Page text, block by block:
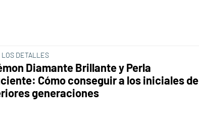
LOS DETALLES
Diamante Brillante y Perla
Cómo conseguir a los iniciales de
generaciones